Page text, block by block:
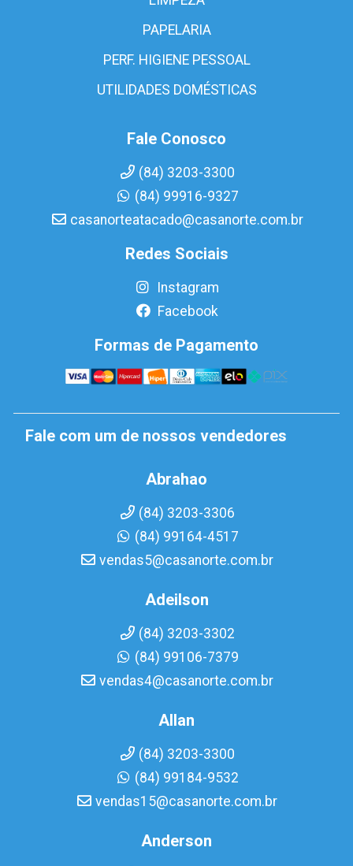
PAPELARIA
PERF. HIGIENE PESSOAL
UTILIDADES DOMÉSTICAS
Fale Conosco
(84) 3203-3300
(84) 99916-9327
casanorteatacado@casanorte.com.br
Redes Sociais
Instagram
Facebook
Formas de Pagamento
Fale com um de nossos vendedores
Abrahao
(84) 3203-3306
(84) 99164-4517
vendas5@casanorte.com.br
Adeilson
(84) 3203-3302
(84) 99106-7379
vendas4@casanorte.com.br
Allan
(84) 3203-3300
(84) 99184-9532
vendas15@casanorte.com.br
Anderson